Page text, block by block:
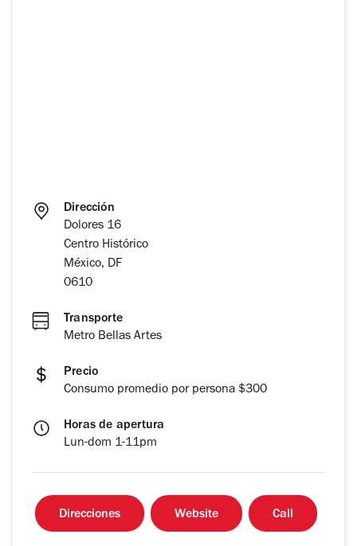
Dirección
Dolores 16
Centro Histórico
México, DF
0610
Transporte
Metro Bellas Artes
Precio
Consumo promedio por persona $300
Horas de apertura
Lun-dom 1-11pm
Direcciones Website Call